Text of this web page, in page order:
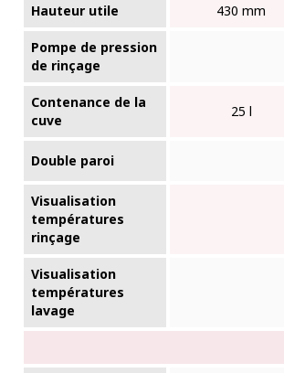
Hauteur utile 430 mm
Pompe de pression
de rinçage
Contenance de la
cuve
25 l
Double paroi
Visualisation
températures
rinçage
Visualisation
températures
lavage